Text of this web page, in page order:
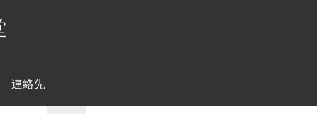
連絡先